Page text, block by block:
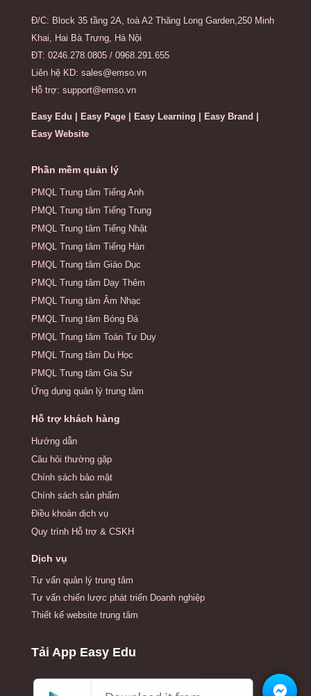
Đ/C: Block 35 tầng 2A, toà A2 Thăng Long Garden,250 Minh
Khai, Hai Bà Trưng, Hà Nội
ĐT: 0246.278.0805 / 0968.291.655
Liên hệ KD: sales@emso.vn
Hỗ trợ: support@emso.vn
Easy Edu | Easy Page | Easy Learning | Easy Brand |
Easy Website
Phần mềm quản lý
PMQL Trung tâm Tiếng Anh
PMQL Trung tâm Tiếng Trung
PMQL Trung tâm Tiếng Nhật
PMQL Trung tâm Tiếng Hàn
PMQL Trung tâm Giáo Dục
PMQL Trung tâm Dạy Thêm
PMQL Trung tâm Âm Nhạc
PMQL Trung tâm Bóng Đá
PMQL Trung tâm Toán Tư Duy
PMQL Trung tâm Du Học
PMQL Trung tâm Gia Sư
Ứng dụng quản lý trung tâm
Hỗ trợ khách hàng
Hướng dẫn
Câu hỏi thường gặp
Chính sách bảo mật
Chính sách sản phẩm
Điều khoản dịch vụ
Quy trình Hỗ trợ & CSKH
Dịch vụ
Tư vấn quản lý trung tâm
Tư vấn chiến lược phát triển Doanh nghiệp
Thiết kế website trung tâm
Tải App Easy Edu